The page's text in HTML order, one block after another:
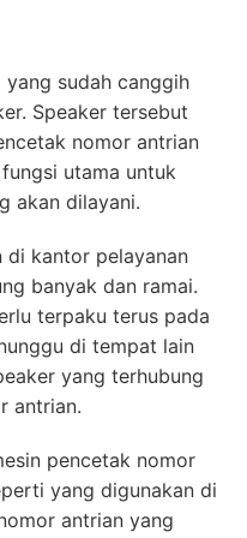
yang sudah canggih
Speaker tersebut
nomor antrian
utama untuk
akan dilayani.
di kantor pelayanan
banyak dan ramai.
terpaku terus pada
di tempat lain
yang terhubung
antrian.
pencetak nomor
yang digunakan di
antrian yang